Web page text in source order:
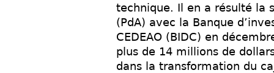
technique. Il en a résulté la
(PdA) avec la Banque
CEDEAO (BIDC) en
plus de 14 millions de
dans la transformation du